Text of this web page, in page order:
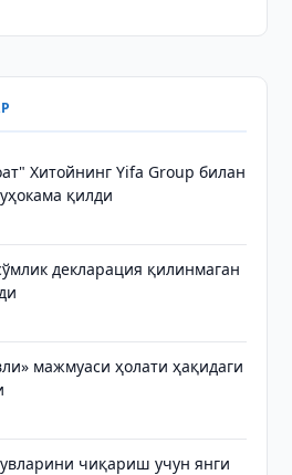
Хитойнинг Yifa Group билан
қилди
декларация қилинмаган
мажмуаси ҳолати ҳақидаги
чиқариш учун янги